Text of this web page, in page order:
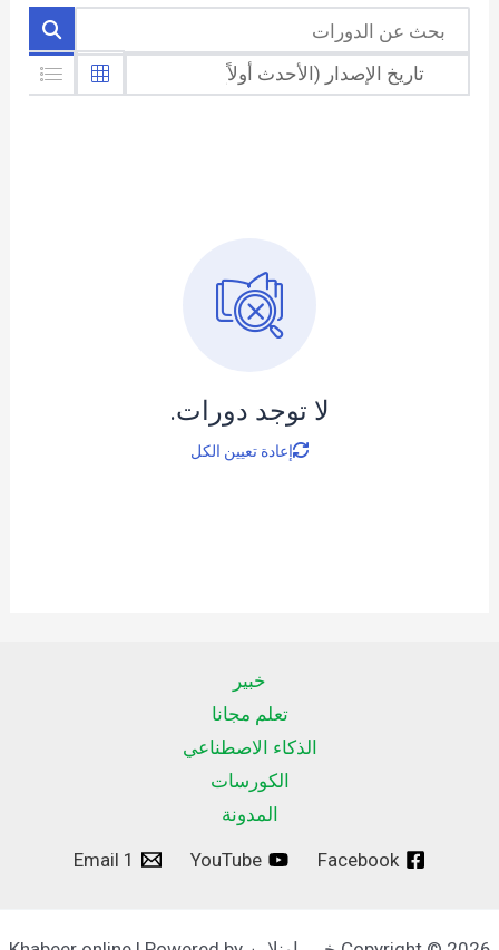
لا توجد دورات.
إعادة تعيين الكل
خبير
تعلم مجانا
الذكاء الاصطناعي
الكورسات
المدونة
Facebook
YouTube
Email 1